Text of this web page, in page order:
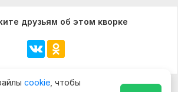
друзьям об этом кворке
cookie , чтобы